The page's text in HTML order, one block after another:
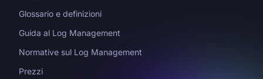
Glossario e definizioni
Guida al Log Management
Normative sul Log Management
Prezzi